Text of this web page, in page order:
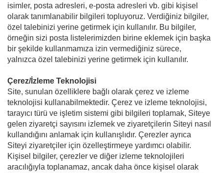
isimler, posta adresleri, e-posta adresleri vb. gibi kişisel
olarak tanımlanabilir bilgileri topluyoruz. Verdiğiniz bilgiler,
özel talebinizi yerine getirmek için kullanılır. Bu bilgiler,
örneğin sizi posta listelerimizden birine eklemek için başka
bir şekilde kullanmamıza izin vermediğiniz sürece,
yalnızca özel talebinizi yerine getirmek için kullanılır.
Çerez/İzleme Teknolojisi
Site, sunulan özelliklere bağlı olarak çerez ve izleme
teknolojisi kullanabilmektedir. Çerez ve izleme teknolojisi,
tarayıcı türü ve işletim sistemi gibi bilgileri toplamak, Siteye
gelen ziyaretçi sayısını izlemek ve ziyaretçilerin Siteyi nasıl
kullandığını anlamak için kullanışlıdır. Çerezler ayrıca
Siteyi ziyaretçiler için özelleştirmeye yardımcı olabilir.
Kişisel bilgiler, çerezler ve diğer izleme teknolojileri
aracılığıyla toplanamaz, ancak daha önce kişisel olarak